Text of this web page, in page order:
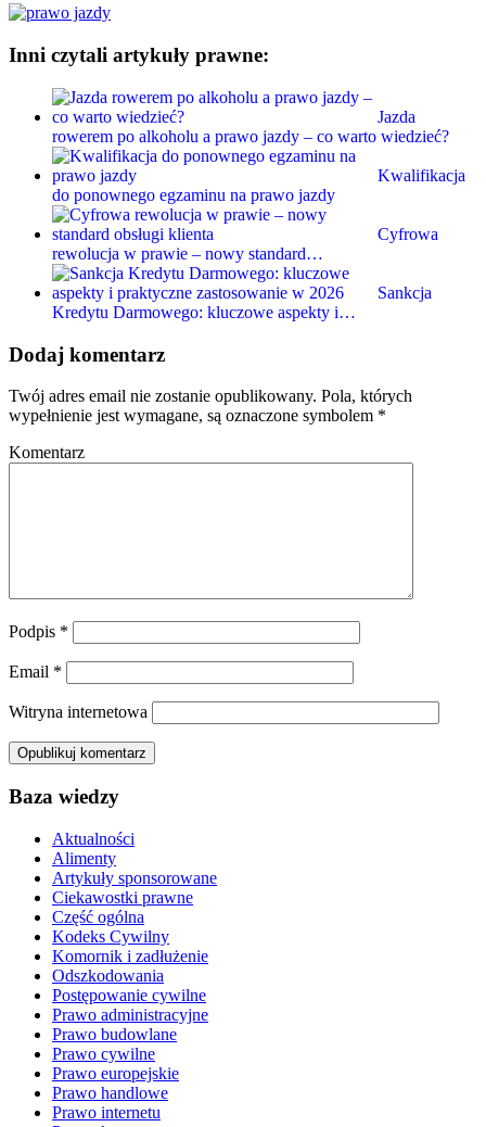
Inni czytali artykuły prawne:
Jazda
rowerem po alkoholu a prawo jazdy – co warto wiedzieć?
Kwalifikacja
do ponownego egzaminu na prawo jazdy
Cyfrowa
rewolucja w prawie – nowy standard…
Sankcja
Kredytu Darmowego: kluczowe aspekty i…
Dodaj komentarz
Twój adres email nie zostanie opublikowany. Pola, których
wypełnienie jest wymagane, są oznaczone symbolem *
Komentarz
Podpis *
Email *
Witryna internetowa
Baza wiedzy
Aktualności
Alimenty
Artykuły sponsorowane
Ciekawostki prawne
Część ogólna
Kodeks Cywilny
Komornik i zadłużenie
Odszkodowania
Postępowanie cywilne
Prawo administracyjne
Prawo budowlane
Prawo cywilne
Prawo europejskie
Prawo handlowe
Prawo internetu